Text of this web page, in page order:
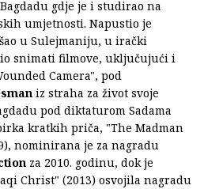
gdje je i studirao na
umjetnosti. Napustio je
u Sulejmaniju, u irački
snimati filmove, uključujući i
Camera", pod
iz straha za život svoje
pod diktaturom Sadama
kratkih priča, "The Madman
nominirana je za nagradu
za 2010. godinu, dok je
Christ" (2013) osvojila nagradu